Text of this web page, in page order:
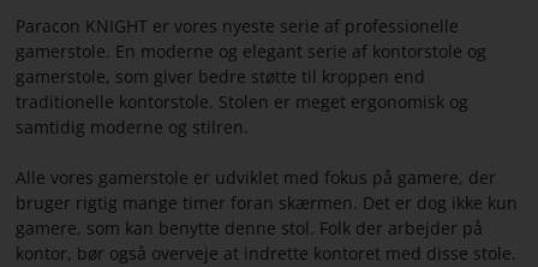
Paracon KNIGHT er vores nyeste serie af professionelle
gamerstole. En moderne og elegant serie af kontorstole og
gamerstole, som giver bedre støtte til kroppen end
traditionelle kontorstole. Stolen er meget ergonomisk og
samtidig moderne og stilren.
Alle vores gamerstole er udviklet med fokus på gamere, der
bruger rigtig mange timer foran skærmen. Det er dog ikke kun
gamere, som kan benytte denne stol. Folk der arbejder på
kontor, bør også overveje at indrette kontoret med disse stole.